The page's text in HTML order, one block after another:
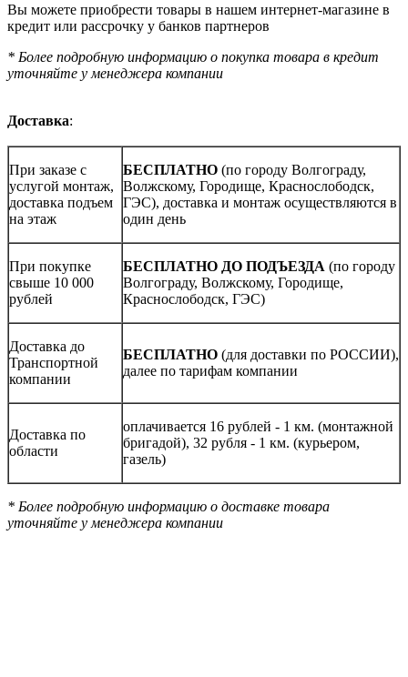
Вы можете приобрести товары в нашем интернет-магазине в
кредит или рассрочку у банков партнеров
* Более подробную информацию о покупка товара в кредит
уточняйте у менеджера компании
Доставка:
При заказе с
услугой монтаж,
доставка подъем
на этаж
БЕСПЛАТНО (по городу Волгограду,
Волжскому, Городище, Краснослободск,
ГЭС), доставка и монтаж осуществляются в
один день
При покупке
свыше 10 000
рублей
БЕСПЛАТНО ДО ПОДЪЕЗДА (по городу
Волгограду, Волжскому, Городище,
Краснослободск, ГЭС)
Доставка до
Транспортной
компании
БЕСПЛАТНО (для доставки по РОССИИ),
далее по тарифам компании
Доставка по
области
оплачивается 16 рублей - 1 км. (монтажной
бригадой), 32 рубля - 1 км. (курьером,
газель)
* Более подробную информацию о доставке товара
уточняйте у менеджера компании